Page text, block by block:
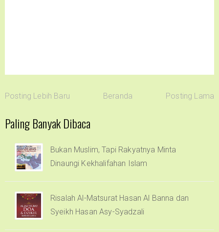
Posting Lebih Baru Beranda Posting Lama
Paling Banyak Dibaca
Bukan Muslim, Tapi Rakyatnya Minta
Dinaungi Kekhalifahan Islam
Risalah Al-Matsurat Hasan Al Banna dan
Syeikh Hasan Asy-Syadzali